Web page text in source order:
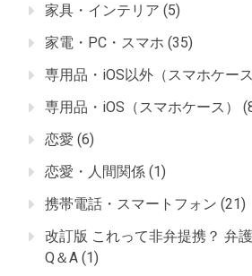
家具・インテリア (5)
家電・PC・スマホ (35)
専用品・iOS以外（スマホケース
専用品・iOS（スマホケース）
恋愛 (6)
恋愛・人間関係 (1)
携帯電話・スマートフォン (21)
改訂版 これって非弁提携？ 弁
Q＆A (1)